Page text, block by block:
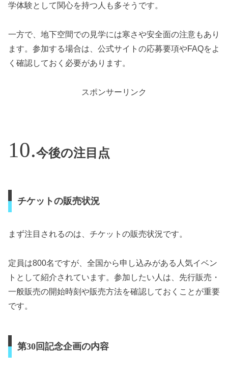
学体験として関心を持つ人も多そうです。
一方で、地下空間での見学には寒さや安全面の注意もあり
ます。参加する場合は、公式サイトの応募要項やFAQをよ
く確認しておく必要があります。
スポンサーリンク
今後の注目点
チケットの販売状況
まず注目されるのは、チケットの販売状況です。
定員は800名ですが、全国から申し込みがある人気イベン
トとして紹介されています。参加したい人は、先行販売・
一般販売の開始時刻や販売方法を確認しておくことが重要
です。
第30回記念企画の内容